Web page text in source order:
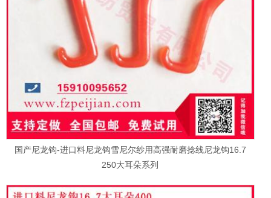
国产尼龙钩-进口料尼龙钩雪尼尔纱用高强耐磨捻线尼龙钩16.7
250大耳朵系列